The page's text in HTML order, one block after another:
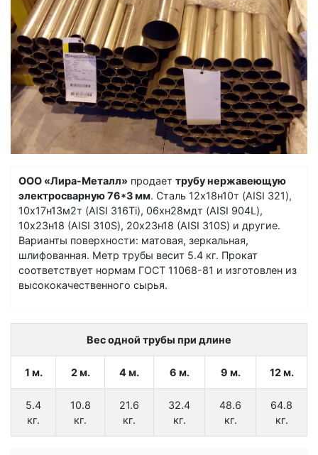
ООО «Лира-Металл» продает трубу нержавеющую
электросварную 76*3 мм. Сталь 12х18н10т (AISI 321),
10х17н13м2т (AISI 316Ti), 06хн28мдт (AISI 904L),
10х23н18 (AISI 310S), 20х23н18 (AISI 310S) и другие.
Варианты поверхности: матовая, зеркальная,
шлифованная. Метр трубы весит 5.4 кг. Прокат
соответствует нормам ГОСТ 11068-81 и изготовлен из
высококачественного сырья.
Вес одной трубы при длине
1 м. 2 м. 4 м. 6 м. 9 м. 12 м.
5.4
кг.
10.8
кг.
21.6
кг.
32.4
кг.
48.6
кг.
64.8
кг.